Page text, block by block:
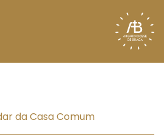
da Casa Comum